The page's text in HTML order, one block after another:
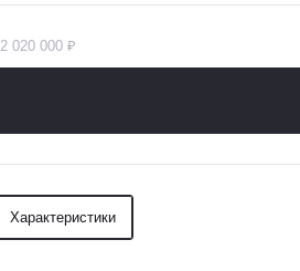
2 020 000 ₽
Характеристики